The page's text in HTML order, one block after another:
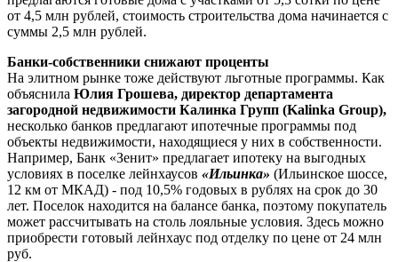
от 4,5 млн рублей, стоимость строительства дома начинается с
суммы 2,5 млн рублей.
Банки-собственники снижают проценты
На элитном рынке тоже действуют льготные программы. Как
объяснила Юлия Грошева, директор департамента
загородной недвижимости Калинка Групп (Kalinka Group),
несколько банков предлагают ипотечные программы под
объекты недвижимости, находящиеся у них в собственности.
Например, Банк «Зенит» предлагает ипотеку на выгодных
условиях в поселке лейнхаусов «Ильинка» (Ильинское шоссе,
12 км от МКАД) - под 10,5% годовых в рублях на срок до 30
лет. Поселок находится на балансе банка, поэтому покупатель
может рассчитывать на столь лояльные условия. Здесь можно
приобрести готовый лейнхаус под отделку по цене от 24 млн
руб.